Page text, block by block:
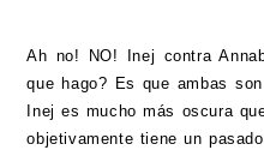
Ah no! NO! Inej contra
que hago? Es que ambas
Inej es mucho más oscura
objetivamente tiene un